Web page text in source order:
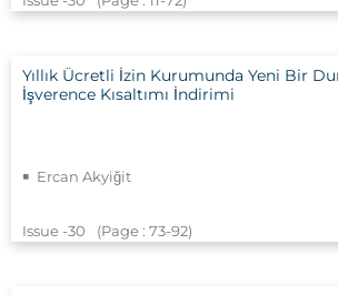
Yıllık Ücretli İzin Kurumunda Yeni Bir
İşverence Kısaltımı İndirimi
Ercan Akyiğit
Issue -30 (Page : 73-92)